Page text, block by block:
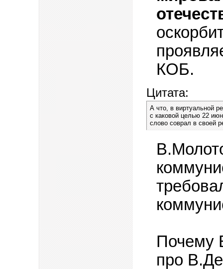
КОБ.
Цитата:
А что, в виртуальной
с каковой целью 22
слово соврал в своей
Почему
про